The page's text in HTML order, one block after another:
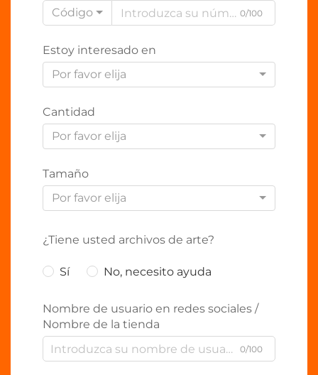
Código
0/100
Estoy interesado en
Por favor elija
Cantidad
Por favor elija
Tamaño
Por favor elija
¿Tiene usted archivos de arte?
Sí No, necesito ayuda
Nombre de usuario en redes sociales /
Nombre de la tienda
0/100